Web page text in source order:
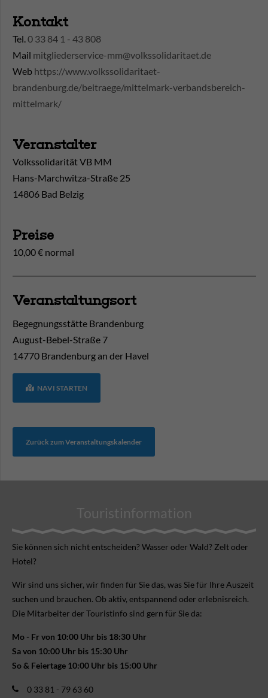
Kontakt
Tel.0 33 84 1 - 43 808
Mail mitgliederservice-mm@volkssolidaritaet.de
Web https://www.volkssolidaritaet-
brandenburg.de/beitraege/mittelmark-verbandsbereich-
mittelmark/
Veranstalter
Volkssolidarität VB MM
Hans-Marchwitza-Straße 25
14806 Bad Belzig
Preise
10,00 € normal
Veranstaltungsort
Begegnungsstätte Brandenburg
August-Bebel-Straße 7
14770 Brandenburg an der Havel
NAVI STARTEN
Zurück zum Veranstaltungskalender
Touristinformation
Sie können sich nicht ent­scheiden? Wasser oder Wald? Zelt oder
Hotel?
Wir sind uns sicher, wir finden für Sie das, was Sie für Ihre Aus­zeit
suchen und brauchen. Ob aktiv, ent­spannend oder erlebnis­reich.
Die Mitarbeiter der Touristinfo sind gern für Sie da:
Mo - Fr von 10:00 Uhr bis 18:30 Uhr
Sa von 10:00 Uhr bis 15:30 Uhr
So & Feiertage 10:00 Uhr bis 15:00 Uhr
0 33 81 - 79 63 60